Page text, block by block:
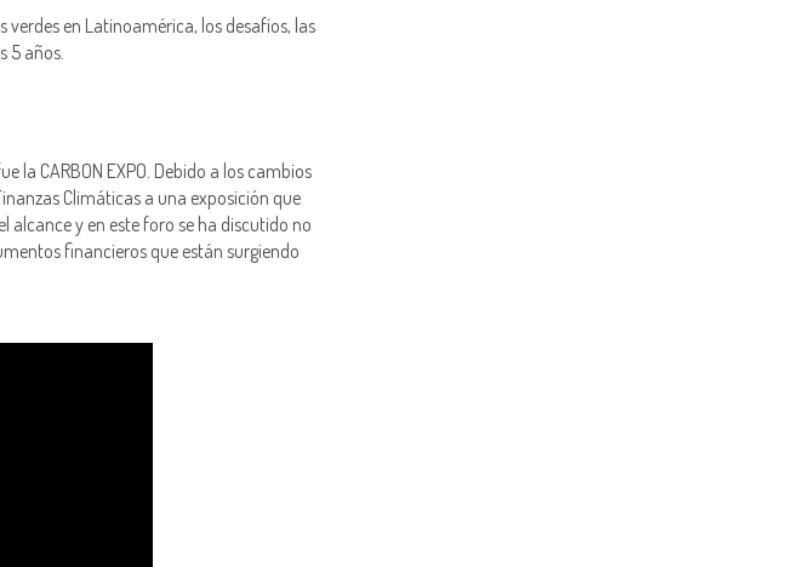
en Latinoamérica, los desafíos, las
5 años.
la CARBON EXPO. Debido a los cambios
Climáticas a una exposición que
alcance y en este foro se ha discutido no
financieros que están surgiendo